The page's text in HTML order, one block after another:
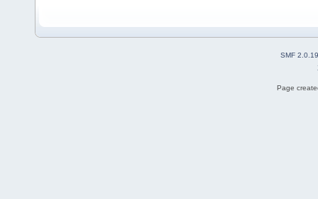
SMF 2.0.19
Page